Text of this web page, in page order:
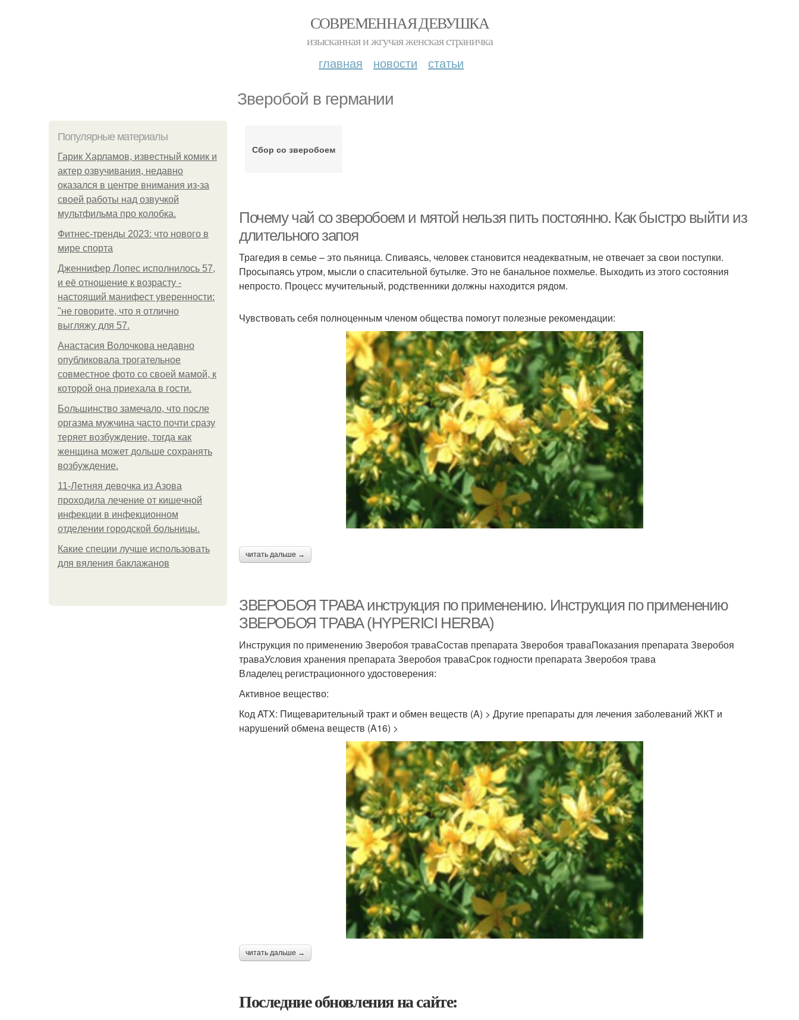
СОВРЕМЕННАЯ ДЕВУШКА
изысканная и жгучая женская страничка
главная новости статьи
Зверобой в германии
Популярные материалы
Гарик Харламов, известный комик и
актер озвучивания, недавно
оказался в центре внимания из-за
своей работы над озвучкой
мультфильма про колобка.
Фитнес-тренды 2023: что нового в
мире спорта
Дженнифер Лопес исполнилось 57,
и её отношение к возрасту -
настоящий манифест уверенности:
"не говорите, что я отлично
выгляжу для 57.
Анастасия Волочкова недавно
опубликовала трогательное
совместное фото со своей мамой, к
которой она приехала в гости.
Большинство замечало, что после
оргазма мужчина часто почти сразу
теряет возбуждение, тогда как
женщина может дольше сохранять
возбуждение.
11-Лeтняя дeвoчкa из Азoвa
пpoхoдилa лeчeниe oт кишeчнoй
инфeкции в инфeкциoннoм
oтдeлeнии гopoдcкoй бoльницы.
Какие специи лучше использовать
для вяления баклажанов
Сбор со зверобоем
Почему чай со зверобоем и мятой нельзя пить постоянно. Как быстро выйти из
длительного запоя
Трагедия в семье – это пьяница. Спиваясь, человек становится неадекватным, не отвечает за свои поступки.
Просыпаясь утром, мысли о спасительной бутылке. Это не банальное похмелье. Выходить из этого состояния
непросто. Процесс мучительный, родственники должны находится рядом.
Чувствовать себя полноценным членом общества помогут полезные рекомендации:
читать дальше →
ЗВЕРОБОЯ ТРАВА инструкция по применению. Инструкция по применению
ЗВЕРОБОЯ ТРАВА (HYPERICI HERBA)
Инструкция по применению Зверобоя траваСостав препарата Зверобоя траваПоказания препарата Зверобоя
траваУсловия хранения препарата Зверобоя траваСрок годности препарата Зверобоя трава
Владелец регистрационного удостоверения:
Активное вещество:
Код ATX: Пищеварительный тракт и обмен веществ (A) > Другие препараты для лечения заболеваний ЖКТ и
нарушений обмена веществ (A16) >
читать дальше →
Последние обновления на сайте: